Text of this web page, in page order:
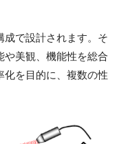
成で設計されます。そ
や美観、機能性を総合
化を目的に、複数の性